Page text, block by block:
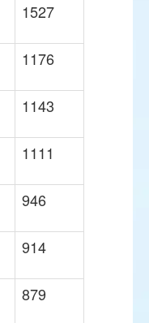
1527
1176
1143
1111
946
914
879